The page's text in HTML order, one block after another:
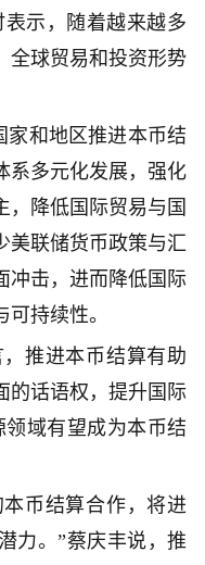
示，随着越来越多
全球贸易和投资形势
家和地区推进本币结
系多元化发展，强化
，降低国际贸易与国
美联储货币政策与汇
冲击，进而降低国际
持续性。
推进本币结算有助
的话语权，提升国际
域有望成为本币结
币结算合作，将进
力。”蔡庆丰说，推